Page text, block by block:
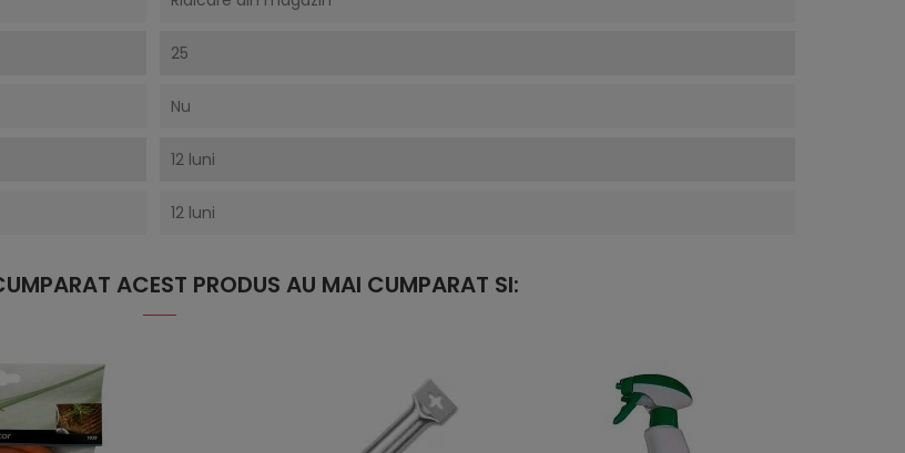
25
Nu
12 luni
12 luni
ACEST PRODUS AU MAI CUMPARAT SI: